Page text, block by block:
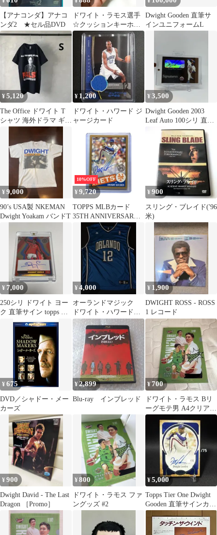
【アナコンダ】アナコ
ンダ2 ★セル品DVD
ドワイト・ラモス選手
☆クッションキーホル
ダーバスケットボール
富山グラウジーズ
Dwight Gooden 直筆サ
インユニフォームL
¥5,120
The Office ドワイト T
シャツ 海外ドラマ ギル
¥ 1,200
ドワイト・ハワード ジ
ャージカード
¥3,500
Dwight Gooden 2003
Leaf Auto 100シリ 直筆
サイン
¥9,000
90’s USA製 NKEMAN
Dwight Yoakam バンドT
10%OFF
¥ 9,720
TOPPS MLBカード
35TH ANNIVERSARY
DWIGHT GOODEN
NEW YORK METS /50
#85A-DGO 送料無料 中
古 IT2
¥ 900
スリング・ブレイド('96
米)
¥ 7,000
250シリ ドワイト ヨー
ク 直筆サイン topps マ
ンチェスターユナイテ
¥4,000
オーランドマジック
ドワイト・ハワード
ユニフォーム XL
¥ 1,900
DWIGHT ROSS - ROSS
1 レコード
¥675
DVD／シャドー・メー
カーズ
¥2,899
Blu-ray インブレッド
¥700
ドワイト・ラモス Bリ
ーグモテ男 A4クリアフ
ァイル
¥900
Dwight David - The Last
Dragon ［Promo］
¥800
ドワイト・ラモス ファ
ングッズ #2
¥5,000
Topps Tier One Dwight
Gooden 直筆サインカー
ド